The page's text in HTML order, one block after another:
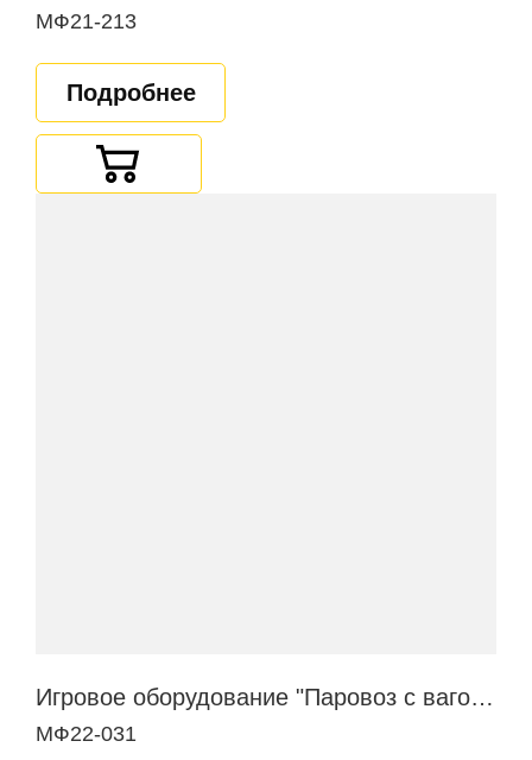
МФ21-213
Подробнее
Игровое оборудование "Паровоз с вагончиком"
МФ22-031